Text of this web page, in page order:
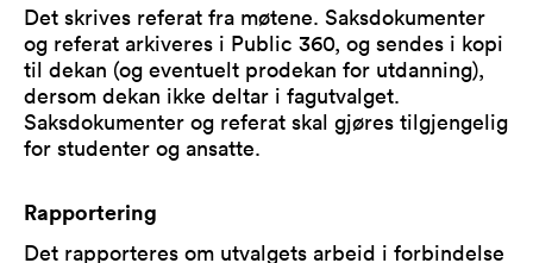
Det skrives referat fra møtene. Saksdokumenter
og referat arkiveres i Public 360, og sendes i kopi
til dekan (og eventuelt prodekan for utdanning),
dersom dekan ikke deltar i fagutvalget.
Saksdokumenter og referat skal gjøres tilgjengelig
for studenter og ansatte.
Rapportering
Det rapporteres om utvalgets arbeid i forbindelse